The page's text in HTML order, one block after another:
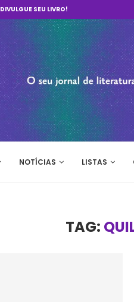
DIVULGUE SEU LIVRO!
NOTÍCIAS LISTAS
TAG: